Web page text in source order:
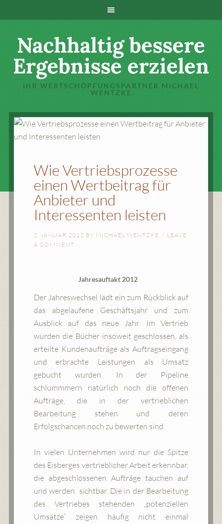
Nachhaltig bessere
Ergebnisse erzielen
IHR WERTSCHÖPFUNGSPARTNER MICHAEL
WENTZKE
Wie Vertriebsprozesse
einen Wertbeitrag für
Anbieter und
Interessenten leisten
2. JANUAR 2012 BY MICHAEL WENTZKE
LEAVE
A COMMENT
Jahresauftakt 2012
Der Jahreswechsel lädt ein zum Rückblick auf
das abgelaufene Geschäftsjahr und zum
Ausblick auf das neue Jahr. Im Vertrieb
wurden die Bücher insoweit geschlossen, als
erteilte Kundenaufträge als Auftragseingang
und erbrachte Leistungen als Umsatz
gebucht wurden. In der Pipeline
schlummmern natürlich noch die offenen
Aufträge, die in der vertrieblichen
Bearbeitung stehen und deren
Erfolgschancen noch zu bewerten sind.
In vielen Unternehmen wird nur die Spitze
des Eisberges vertrieblicher Arbeit erkennbar,
die abgeschlossenen Aufträge tauchen auf
und werden sichtbar. Die in der Bearbeitung
des Vertriebes stehenden „potenziellen
Umsätze“ zeigen häufig nicht einmal